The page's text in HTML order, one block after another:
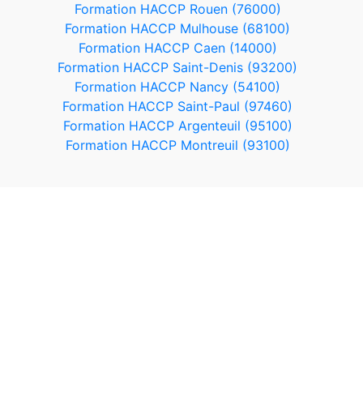
Formation HACCP Rouen (76000)
Formation HACCP Mulhouse (68100)
Formation HACCP Caen (14000)
Formation HACCP Saint-Denis (93200)
Formation HACCP Nancy (54100)
Formation HACCP Saint-Paul (97460)
Formation HACCP Argenteuil (95100)
Formation HACCP Montreuil (93100)